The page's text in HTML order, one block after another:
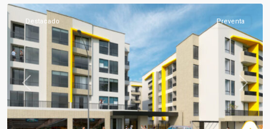
Previous Next
Destacado Preventa